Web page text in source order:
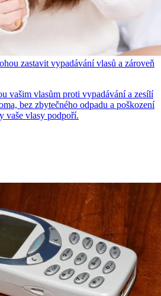
zastavit vypadávání vlasů a zároveň
vašim vlasům proti vypadávání a zesílí
bez zbytečného odpadu a poškození
vaše vlasy podpoří.